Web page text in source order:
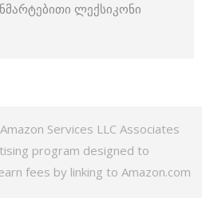
ლექსიკონი
Services LLC Associates
program designed to
fees by linking to Amazon.com